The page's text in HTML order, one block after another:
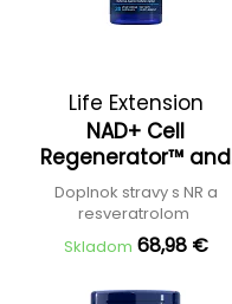
Life Extension
NAD+ Cell
Regenerator™ and
Resveratrol Elite™
Doplnok stravy s NR a
resveratrolom
Skladom 68,98 €